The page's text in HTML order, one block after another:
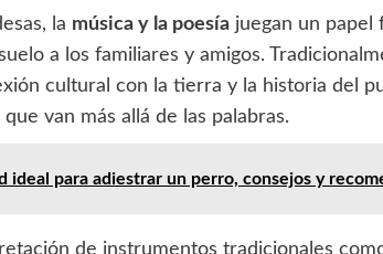
la música y la poesía juegan un papel
a los familiares y amigos.
cultural con la tierra y la historia del
van más allá de las palabras.
ideal para adiestrar un perro, consejos y
de instrumentos tradicionales